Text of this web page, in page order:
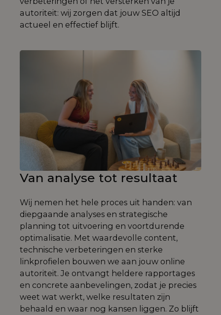
autoriteit: wij zorgen dat jouw SEO altijd
actueel en effectief blijft.
Van analyse tot resultaat
Wij nemen het hele proces uit handen: van
diepgaande analyses en strategische
planning tot uitvoering en voortdurende
optimalisatie. Met waardevolle content,
technische verbeteringen en sterke
linkprofielen bouwen we aan jouw online
autoriteit. Je ontvangt heldere rapportages
en concrete aanbevelingen, zodat je precies
weet wat werkt, welke resultaten zijn
behaald en waar nog kansen liggen. Zo blijft